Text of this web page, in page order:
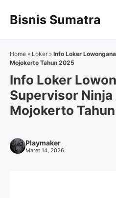
Bisnis Sumatra
Home » Loker » Info Loker
Mojokerto Tahun 2025
Info Loker
Supervisor Ninja
Mojokerto
Playmaker
Maret 14, 2026